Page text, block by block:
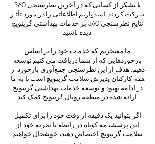
با تشکر از کسانی که در آخرین نظرسنجی 360
شرکت کردند. امیدواریم اطلاعاتی را در مورد تأثیر
نتایج نظرسنجی 360 بر خدمات بهداشتی گرینویچ
دیده باشید.
ما مفتخریم که خدمات خود را بر اساس
بازخوردهایی که از شما دریافت می کنیم توسعه
دهیم. هدف از این نظرسنجی جمع‌آوری بازخورد از
همه کارکنان پذیرش سلامت گرینویچ است تا به ما
در ادامه بهبود و توسعه خدمات بهداشتی گرینویچ
اگر بتوانید یک دقیقه از وقت خود را برای تکمیل
این پرسشنامه کوتاه در رابطه با تجربه خود از
سلامت گرینویچ اختصاص دهید، خوشحال خواهیم